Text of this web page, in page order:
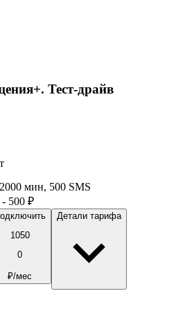
Тест-драйв
2000 мин, 500 SMS
500 ₽
1050
0
₽/мес
Детали тарифа